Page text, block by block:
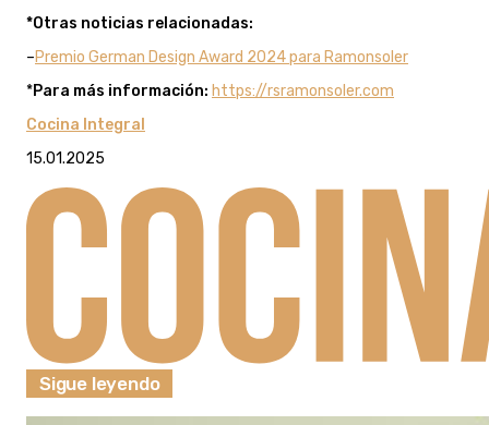
*Otras noticias relacionadas:
–Premio German Design Award 2024 para Ramonsoler
*Para más información: https://rsramonsoler.com
Cocina Integral
15.01.2025
Sigue leyendo